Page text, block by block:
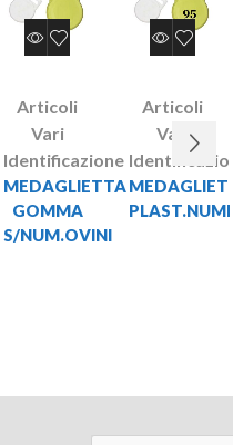
Articoli
Vari
Identificazione
MEDAGLIETTA
GOMMA
S/NUM.OVINI
Articoli
Vari